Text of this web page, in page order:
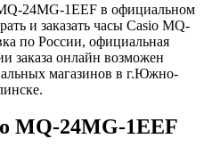
24MG-1EEF в официальном
и заказать часы Casio MQ-
по России, официальная
заказа онлайн возможен
магазинов в г.Южно-
MQ-24MG-1EEF